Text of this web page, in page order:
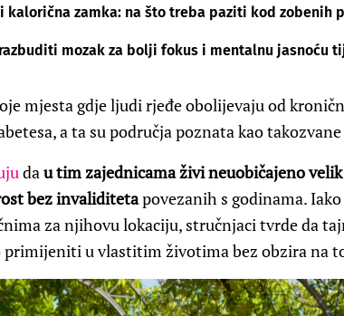
kalorična zamka: na što treba paziti kod zobenih
mozak za bolji fokus i mentalnu jasnoću
mjesta gdje ljudi rjeđe obolijevaju od
a ta su područja poznata kao takozvane
dau tim zajednicama živi neuobičajeno
bez invaliditetapovezanih s godinama.
za njihovu lokaciju, stručnjaci tvrde da
u vlastitim životima bez obzira na